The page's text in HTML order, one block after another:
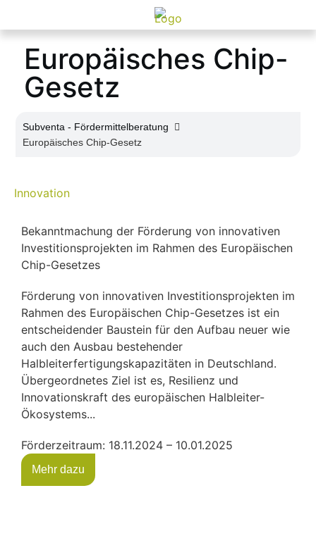
Europäisches Chip-
Gesetz
Subventa ‐ Fördermittelberatung
Europäisches Chip-Gesetz
Innovation
Bekanntmachung der Förderung von innovativen
Investitionsprojekten im Rahmen des Europäischen
Chip-Gesetzes
Förderung von innovativen Investitionsprojekten im
Rahmen des Europäischen Chip-Gesetzes ist ein
entscheidender Baustein für den Aufbau neuer wie
auch den Ausbau bestehender
Halbleiterfertigungskapazitäten in Deutschland.
Übergeordnetes Ziel ist es, Resilienz und
Innovationskraft des europäischen Halbleiter-
Ökosystems...
Förderzeitraum: 18.11.2024 – 10.01.2025
Mehr dazu